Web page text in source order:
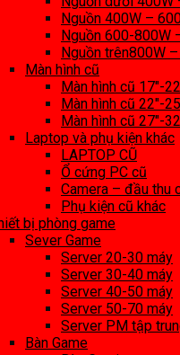
Nguồn 400W –
Nguồn 600-800W
Nguồn trên800W
Màn hình cũ
Màn hình cũ 17″-
Màn hình cũ 22″-
Màn hình cũ 27″-
Laptop và phụ kiện khác
LAPTOP CŨ
Ổ cứng PC cũ
Camera – đầu thu
Phụ kiện cũ khác
bị phòng game
Sever Game
Server 20-30 máy
Server 30-40 máy
Server 40-50 máy
Server 50-70 máy
Server PM tập
Bàn Game